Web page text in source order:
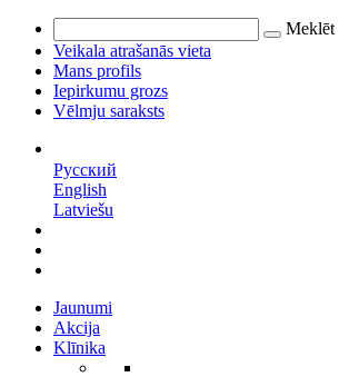
Meklēt
Veikala atrašanās vieta
Mans profils
Iepirkumu grozs
Vēlmju saraksts
Русский
English
Latviešu
Jaunumi
Akcija
Klīnika